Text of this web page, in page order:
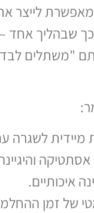
מאפשרת לייצר
שבהליך אחד
"משתלים
מיידית לשגרה
איכותיים.
של זמן